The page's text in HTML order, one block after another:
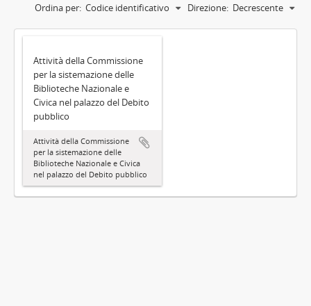
Ordina per: Codice identificativo Direzione: Decrescente
Attività della Commissione
per la sistemazione delle
Biblioteche Nazionale e
Civica nel palazzo del Debito
pubblico
Attività della Commissione
per la sistemazione delle
Biblioteche Nazionale e Civica
nel palazzo del Debito pubblico